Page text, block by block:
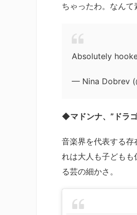
ちゃったわ。なんて
Absolutely
— Nina Dobrev
◆マドンナ、”ドラ
音楽界を代表する存
れは大人も子ども
る芸の細かさ。